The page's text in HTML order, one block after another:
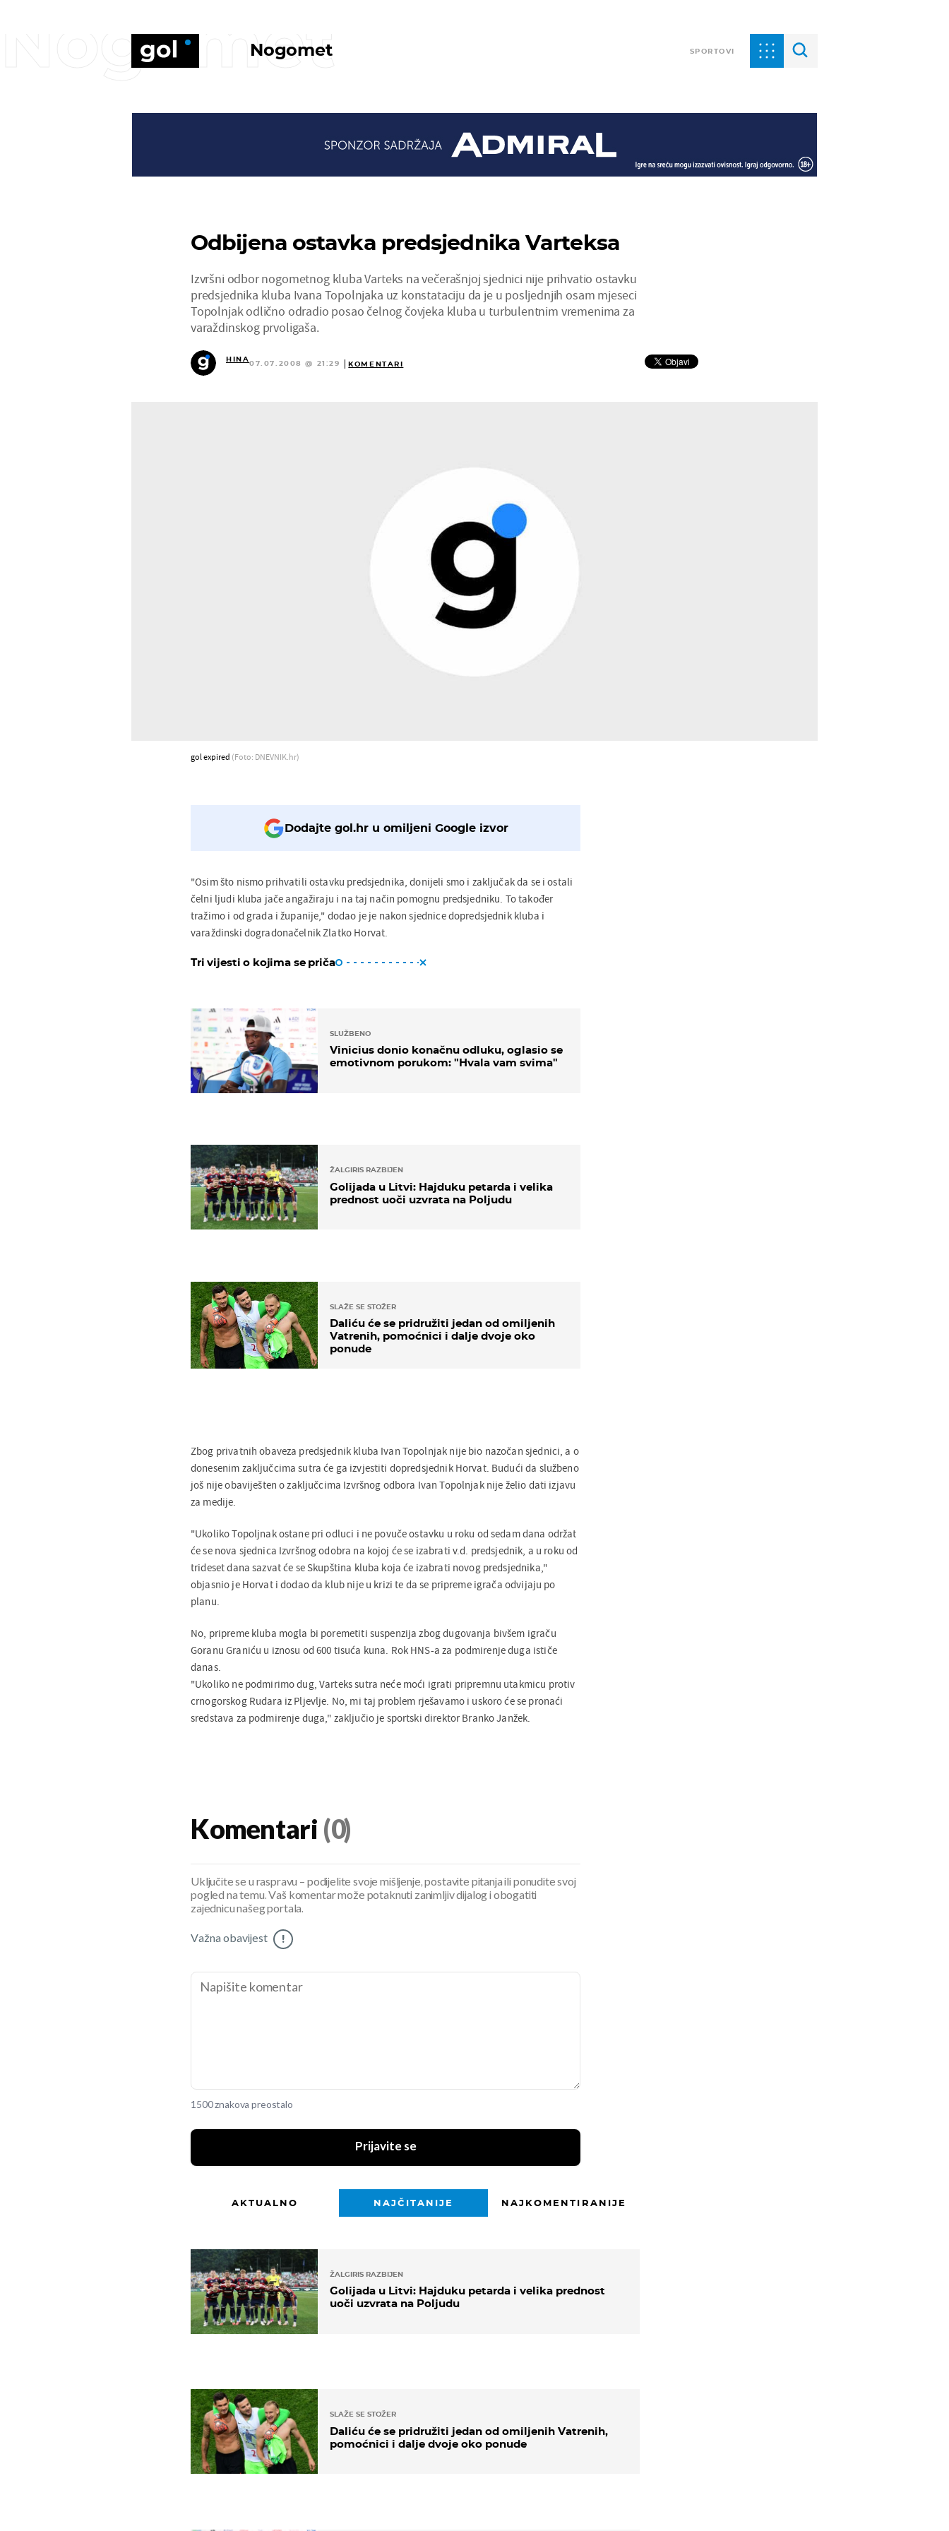
Nogomet SPORTOVI
Nogomet
Odbijena ostavka predsjednika Varteksa
Izvršni odbor nogometnog kluba Varteks na večerašnjoj sjednici nije prihvatio ostavku
predsjednika kluba Ivana Topolnjaka uz konstataciju da je u posljednjih osam mjeseci
Topolnjak odlično odradio posao čelnog čovjeka kluba u turbulentnim vremenima za
varaždinskog prvoligaša.
HINA
07.07.2008 @ 21:29 KOMENTARI
gol expired (Foto: DNEVNIK.hr)
Dodajte gol.hr u omiljeni Google izvor
"Osim što nismo prihvatili ostavku predsjednika, donijeli smo i zaključak da se i ostali
čelni ljudi kluba jače angažiraju i na taj način pomognu predsjedniku. To također
tražimo i od grada i županije," dodao je je nakon sjednice dopredsjednik kluba i
varaždinski dogradonačelnik Zlatko Horvat.
Tri vijesti o kojima se priča
SLUŽBENO
Vinicius donio konačnu odluku, oglasio se
emotivnom porukom: "Hvala vam svima"
ŽALGIRIS RAZBIJEN
Golijada u Litvi: Hajduku petarda i velika
prednost uoči uzvrata na Poljudu
SLAŽE SE STOŽER
Daliću će se pridružiti jedan od omiljenih
Vatrenih, pomoćnici i dalje dvoje oko
ponude
Zbog privatnih obaveza predsjednik kluba Ivan Topolnjak nije bio nazočan sjednici, a o
donesenim zaključcima sutra će ga izvjestiti dopredsjednik Horvat. Budući da službeno
još nije obaviješten o zaključcima Izvršnog odbora Ivan Topolnjak nije želio dati izjavu
za medije.
"Ukoliko Topoljnak ostane pri odluci i ne povuče ostavku u roku od sedam dana održat
će se nova sjednica Izvršnog odobra na kojoj će se izabrati v.d. predsjednik, a u roku od
trideset dana sazvat će se Skupština kluba koja će izabrati novog predsjednika,"
objasnio je Horvat i dodao da klub nije u krizi te da se pripreme igrača odvijaju po
planu.
No, pripreme kluba mogla bi poremetiti suspenzija zbog dugovanja bivšem igraču
Goranu Graniću u iznosu od 600 tisuća kuna. Rok HNS-a za podmirenje duga ističe
danas.
"Ukoliko ne podmirimo dug, Varteks sutra neće moći igrati pripremnu utakmicu protiv
crnogorskog Rudara iz Pljevlje. No, mi taj problem rješavamo i uskoro će se pronaći
sredstava za podmirenje duga," zaključio je sportski direktor Branko Janžek.
Komentari (0)
Uključite se u raspravu – podijelite svoje mišljenje, postavite pitanja ili ponudite svoj
pogled na temu. Vaš komentar može potaknuti zanimljiv dijalog i obogatiti
zajednicu našeg portala.
Važna obavijest !
1500 znakova preostalo
Prijavite se
AKTUALNO NAJČITANIJE NAJKOMENTIRANIJE
ŽALGIRIS RAZBIJEN
Golijada u Litvi: Hajduku petarda i velika prednost
uoči uzvrata na Poljudu
SLAŽE SE STOŽER
Daliću će se pridružiti jedan od omiljenih Vatrenih,
pomoćnici i dalje dvoje oko ponude